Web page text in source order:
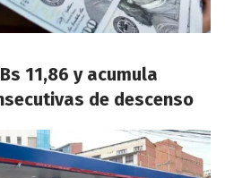
11,86 y acumula
de descenso